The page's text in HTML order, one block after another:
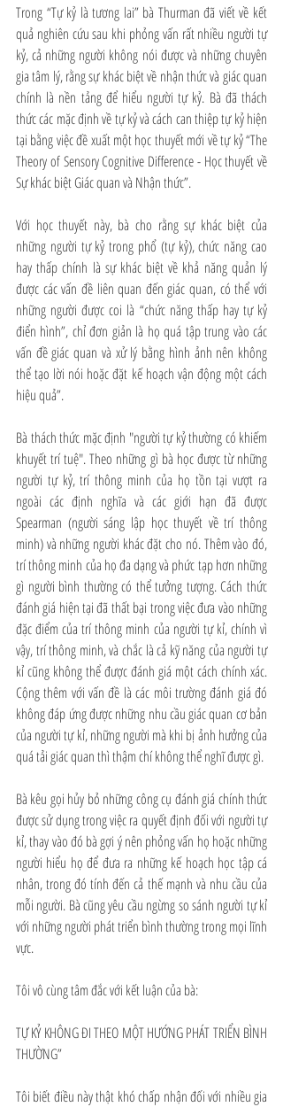
Trong “Tự kỷ là tương lai” bà Thurman đã viết về kết
quả nghiên cứu sau khi phỏng vấn rất nhiều người tự
kỷ, cả những người không nói được và những chuyên
gia tâm lý, rằng sự khác biệt về nhận thức và giác quan
chính là nền tảng để hiểu người tự kỷ. Bà đã thách
thức các mặc định về tự kỷ và cách can thiệp tự kỷ hiện
tại bằng việc đề xuất một học thuyết mới về tự kỷ “The
Theory of Sensory Cognitive Difference - Học thuyết về
Sự khác biệt Giác quan và Nhận thức”.
Với học thuyết này, bà cho rằng sự khác biệt của
những người tự kỷ trong phổ (tự kỷ), chức năng cao
hay thấp chính là sự khác biệt về khả năng quản lý
được các vấn đề liên quan đến giác quan, có thể với
những người được coi là “chức năng thấp hay tự kỷ
điển hình”, chỉ đơn giản là họ quá tập trung vào các
vấn đề giác quan và xử lý bằng hình ảnh nên không
thể tạo lời nói hoặc đặt kế hoạch vận động một cách
hiệu quả”.
Bà thách thức mặc định "người tự kỷ thường có khiếm
khuyết trí tuệ". Theo những gì bà học được từ những
người tự kỷ, trí thông minh của họ tồn tại vượt ra
ngoài các định nghĩa và các giới hạn đã được
Spearman (người sáng lập học thuyết về trí thông
minh) và những người khác đặt cho nó. Thêm vào đó,
trí thông minh của họ đa dạng và phức tạp hơn những
gì người bình thường có thể tưởng tượng. Cách thức
đánh giá hiện tại đã thất bại trong việc đưa vào những
đặc điểm của trí thông minh của người tự kỉ, chính vì
vậy, trí thông minh, và chắc là cả kỹ năng của người tự
kỉ cũng không thể được đánh giá một cách chính xác.
Cộng thêm với vấn đề là các môi trường đánh giá đó
không đáp ứng được những nhu cầu giác quan cơ bản
của người tự kỉ, những người mà khi bị ảnh hưởng của
quá tải giác quan thì thậm chí không thể nghĩ được gì.
Bà kêu gọi hủy bỏ những công cụ đánh giá chính thức
được sử dụng trong việc ra quyết định đối với người tự
kỉ, thay vào đó bà gợi ý nên phỏng vấn họ hoặc những
người hiểu họ để đưa ra những kế hoạch học tập cá
nhân, trong đó tính đến cả thế mạnh và nhu cầu của
mỗi người. Bà cũng yêu cầu ngừng so sánh người tự kỉ
với những người phát triển bình thường trong mọi lĩnh
vực.
Tôi vô cùng tâm đắc với kết luận của bà:
TỰ KỶ KHÔNG ĐI THEO MỘT HƯỚNG PHÁT TRIỂN BÌNH
THƯỜNG”
Tôi biết điều này thật khó chấp nhận đối với nhiều gia